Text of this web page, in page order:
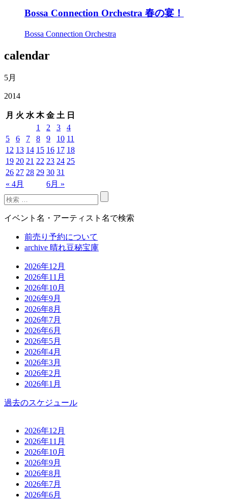
Bossa Connection Orchestra 春の宴！
Bossa Connection Orchestra
calendar
5月
2014
月 火 水 木 金 土 日
« 4月 6月 »
1 2 3
4
5
6 7 8 9 10 11
12 13 14 15 16 17 18
19 20 21 22 23 24 25
26 27 28 29 30 31
イベント名・アーティスト名で検索
前売り予約について
archive 晴れ豆秘宝庫
2026年12月
2026年11月
2026年10月
2026年9月
2026年8月
2026年7月
2026年6月
2026年5月
2026年4月
2026年3月
2026年2月
2026年1月
過去のスケジュール
2026年12月
2026年11月
2026年10月
2026年9月
2026年8月
2026年7月
2026年6月